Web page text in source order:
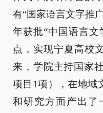
有“国家语言文字推
年获批“中国语言文
点，实现宁夏高校
来，学院主持国家
项目1项），在地域
和研究方面产出了